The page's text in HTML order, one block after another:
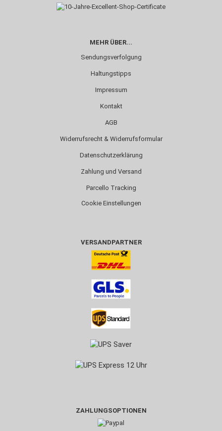
MEHR ÜBER...
Sendungsverfolgung
Haltungstipps
Impressum
Kontakt
AGB
Widerrufsrecht & Widerrufsformular
Datenschutzerklärung
Zahlung und Versand
Parcello Tracking
Cookie Einstellungen
VERSANDPARTNER
ZAHLUNGSOPTIONEN